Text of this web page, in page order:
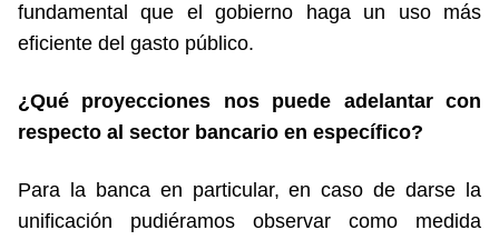
fundamental que el gobierno haga un uso más
eficiente del gasto público.
¿Qué proyecciones nos puede adelantar con
respecto al sector bancario en específico?
Para la banca en particular, en caso de darse la
unificación pudiéramos observar como medida